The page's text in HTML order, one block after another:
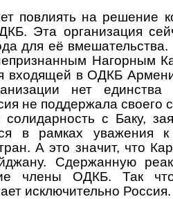
повлиять на решение
Эта организация
для её
Нагорным
входящей в ОДКБ
нет
не поддержала своего
с Баку,
в рамках уважения к
А это значит, что
Сдержанную
члены ОДКБ. Так
исключительно Россия.